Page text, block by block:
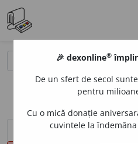
sinteza definițiilor (2)
🎉 dexonline®
De un sfert de secol
pentru
Cu o mică donație
cuvintele la